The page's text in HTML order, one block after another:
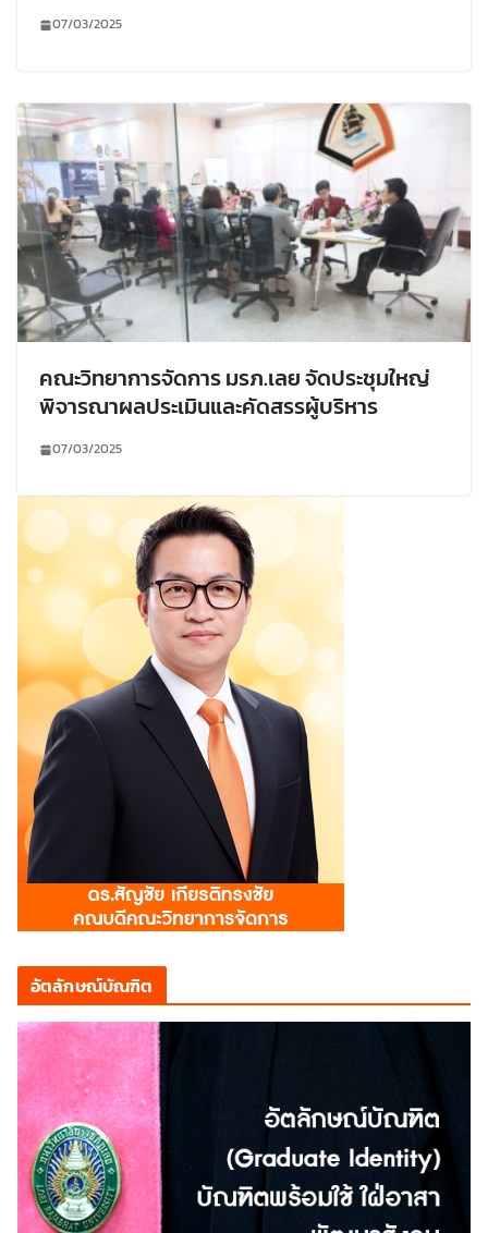
07/03/2025
คณะวิทยาการจัดการ มรภ.เลย จัดประชุมใหญ่
พิจารณาผลประเมินและคัดสรรผู้บริหาร
07/03/2025
อัตลักษณ์บัณฑิต